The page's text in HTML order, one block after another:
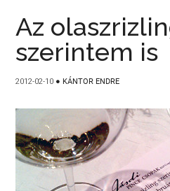
Az
szerintem is
2012-02-10 ● KÁNTOR ENDRE